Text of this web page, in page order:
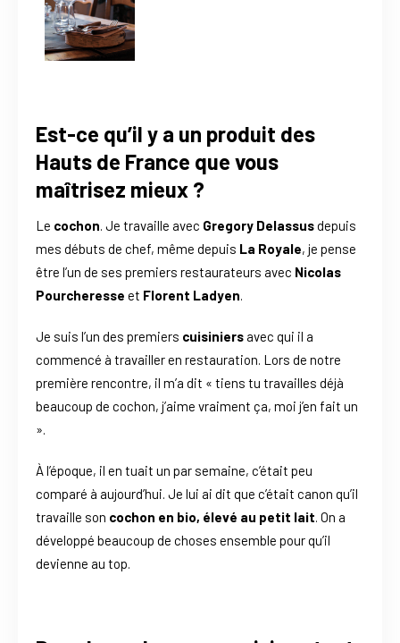
Est-ce qu’il y a un produit des
Hauts de France que vous
maîtrisez mieux ?
Le cochon. Je travaille avec Gregory Delassusdepuis
mes débuts de chef, même depuis La Royale, je pense
être l’un de ses premiers restaurateurs avec Nicolas
Pourcheresse et Florent Ladyen.
Je suis l’un des premiers cuisiniers avec qui il a
commencé à travailler en restauration. Lors de notre
première rencontre, il m’a dit « tiens tu travailles déjà
beaucoup de cochon, j’aime vraiment ça, moi j’en fait un
».
À l’époque, il en tuait un par semaine, c’était peu
comparé à aujourd’hui. Je lui ai dit que c’était canon qu’il
travaille son cochon en bio, élevé au petit lait. On a
développé beaucoup de choses ensemble pour qu’il
devienne au top.